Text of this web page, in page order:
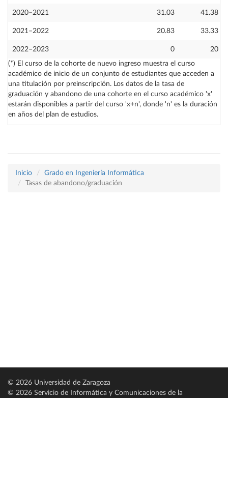
2020–2021 31.03 41.38
2021–2022 20.83 33.33
2022–2023 0
20
(*) El curso de la cohorte de nuevo ingreso muestra el curso
académico de inicio de un conjunto de estudiantes que acceden a
una titulación por preinscripción. Los datos de la tasa de
graduación y abandono de una cohorte en el curso académico 'x'
estarán disponibles a partir del curso 'x+n', donde 'n' es la duración
en años del plan de estudios.
Inicio
Grado en Ingeniería Informática
Tasas de abandono/graduación
© 2026 Universidad de Zaragoza
© 2026 Servicio de Informática y Comunicaciones de la